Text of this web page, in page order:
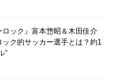
ロック』富本惣昭＆木田佳介
ク的サッカー選手とは？約1
”